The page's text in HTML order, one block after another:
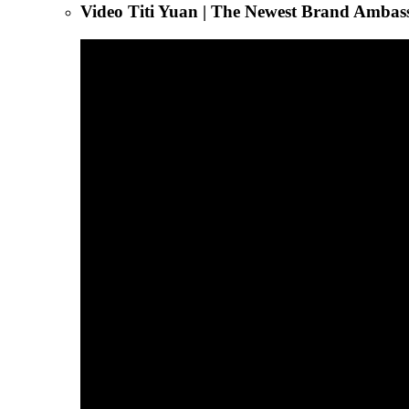
Video Titi Yuan | The Newest Brand